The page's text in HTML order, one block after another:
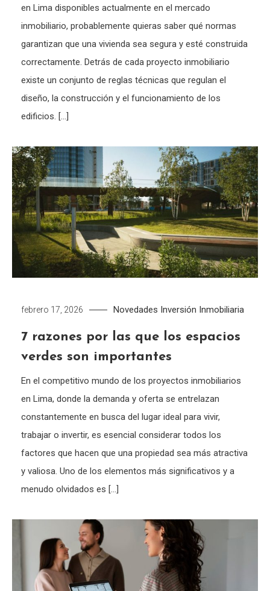
en Lima disponibles actualmente en el mercado
inmobiliario, probablemente quieras saber qué normas
garantizan que una vivienda sea segura y esté construida
correctamente. Detrás de cada proyecto inmobiliario
existe un conjunto de reglas técnicas que regulan el
diseño, la construcción y el funcionamiento de los
edificios. […]
febrero 17, 2026 Novedades Inversión Inmobiliaria
7 razones por las que los espacios
verdes son importantes
En el competitivo mundo de los proyectos inmobiliarios
en Lima, donde la demanda y oferta se entrelazan
constantemente en busca del lugar ideal para vivir,
trabajar o invertir, es esencial considerar todos los
factores que hacen que una propiedad sea más atractiva
y valiosa. Uno de los elementos más significativos y a
menudo olvidados es […]